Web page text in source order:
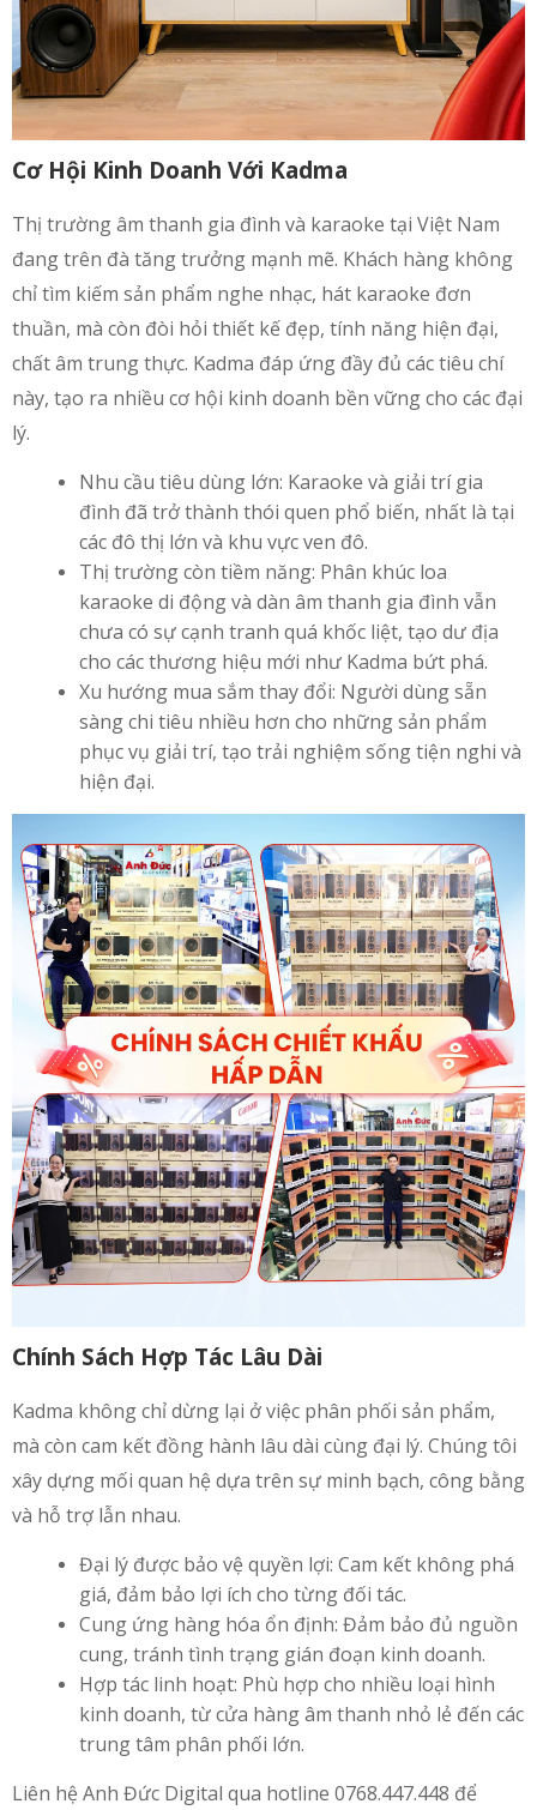
Cơ Hội Kinh Doanh Với Kadma
Thị trường âm thanh gia đình và karaoke tại Việt Nam
đang trên đà tăng trưởng mạnh mẽ. Khách hàng không
chỉ tìm kiếm sản phẩm nghe nhạc, hát karaoke đơn
thuần, mà còn đòi hỏi thiết kế đẹp, tính năng hiện đại,
chất âm trung thực. Kadma đáp ứng đầy đủ các tiêu chí
này, tạo ra nhiều cơ hội kinh doanh bền vững cho các đại
lý.
Nhu cầu tiêu dùng lớn: Karaoke và giải trí gia
đình đã trở thành thói quen phổ biến, nhất là tại
các đô thị lớn và khu vực ven đô.
Thị trường còn tiềm năng: Phân khúc loa
karaoke di động và dàn âm thanh gia đình vẫn
chưa có sự cạnh tranh quá khốc liệt, tạo dư địa
cho các thương hiệu mới như Kadma bứt phá.
Xu hướng mua sắm thay đổi: Người dùng sẵn
sàng chi tiêu nhiều hơn cho những sản phẩm
phục vụ giải trí, tạo trải nghiệm sống tiện nghi và
hiện đại.
Chính Sách Hợp Tác Lâu Dài
Kadma không chỉ dừng lại ở việc phân phối sản phẩm,
mà còn cam kết đồng hành lâu dài cùng đại lý. Chúng tôi
xây dựng mối quan hệ dựa trên sự minh bạch, công bằng
và hỗ trợ lẫn nhau.
Đại lý được bảo vệ quyền lợi: Cam kết không phá
giá, đảm bảo lợi ích cho từng đối tác.
Cung ứng hàng hóa ổn định: Đảm bảo đủ nguồn
cung, tránh tình trạng gián đoạn kinh doanh.
Hợp tác linh hoạt: Phù hợp cho nhiều loại hình
kinh doanh, từ cửa hàng âm thanh nhỏ lẻ đến các
trung tâm phân phối lớn.
Liên hệ Anh Đức Digital qua hotline 0768.447.448 để